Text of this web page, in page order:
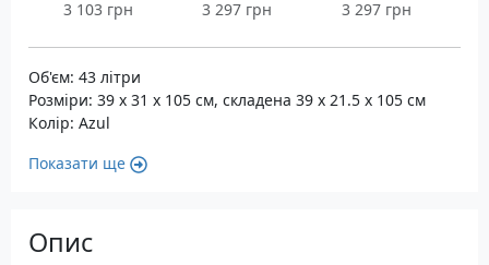
3 103 грн 3 297 грн 3 297 грн
Об'єм: 43 літри
Розміри: 39 x 31 x 105 см, складена 39 x 21.5 x 105 см
Колір: Azul
Показати ще
Опис